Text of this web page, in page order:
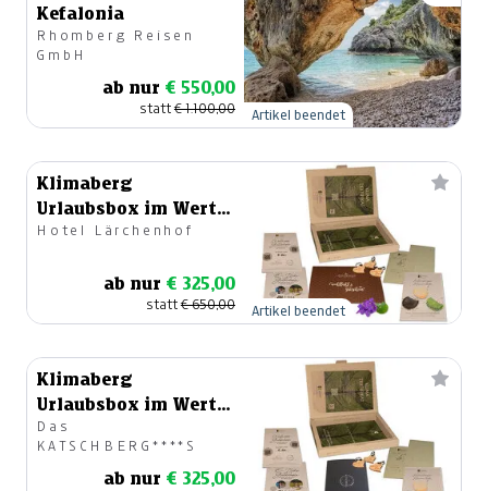
Kefalonia
Rhomberg Reisen
GmbH
ab nur € 550,00
statt€ 1.100,00 Artikel beendet
Klimaberg
Urlaubsbox im Wert
von € 650.-
Hotel Lärchenhof
ab nur € 325,00
statt€ 650,00 Artikel beendet
Klimaberg
Urlaubsbox im Wert
von € 650.-
Das
KATSCHBERG****S
ab nur € 325,00